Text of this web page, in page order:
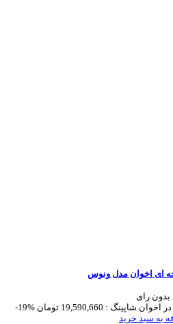
بدون رای
-19%
اخوان شاپینگ : 19,590,660 تومان
به سبد خرید